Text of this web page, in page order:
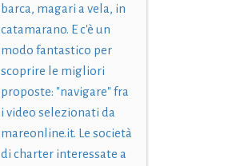
barca, magari a vela, in
catamarano. E c'è un
modo fantastico per
scoprire le migliori
proposte: "navigare" fra
i video selezionati da
mareonline.it. Le società
di charter interessate a